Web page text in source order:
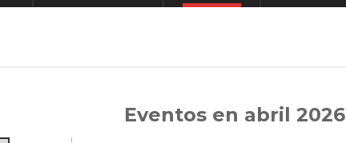
Eventos en abril 2026